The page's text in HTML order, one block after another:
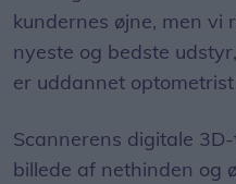
kundernes øjne, men vi
nyeste og bedste
er uddannet
Scannerens digitale
billede af nethinden og